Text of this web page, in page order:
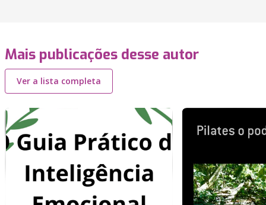
Mais publicações desse autor
Ver a lista completa